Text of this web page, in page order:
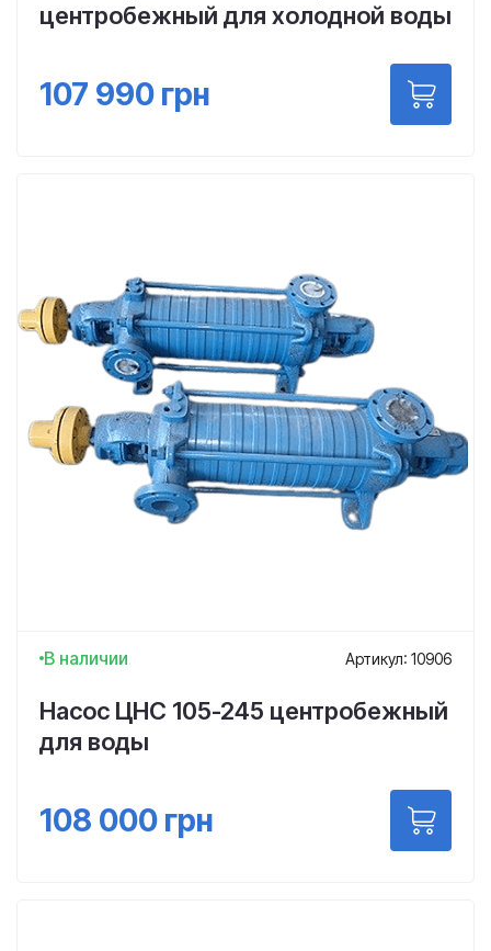
центробежный для холодной воды
107 990 грн
В наличии Артикул: 10906
Насос ЦНС 105-245 центробежный
для воды
108 000 грн